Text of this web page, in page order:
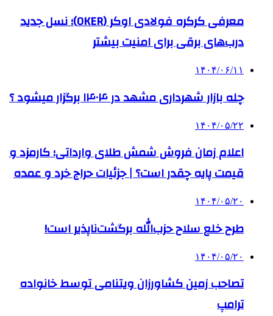
معرفی کرکره فولادی اوکر (OKER)؛ نسل جدید
درب‌های برقی برای امنیت بیشتر
۱۴۰۴/۰۶/۱۱
چله بازار شهرداری مشهد در ۱۴۰۴ برگزار میشود ؟
۱۴۰۴/۰۵/۲۲
اعلام زمان فروش شمش طلای وارداتی؛ کارمزد و
قیمت پایه چقدر است؟ | جزئیات حراج خرد و عمده
۱۴۰۴/۰۵/۲۰
طرح خلع سلاح حزب‌الله برگشت‌ناپذیر است!
۱۴۰۴/۰۵/۲۰
تصاحب زمین کشاورزان ویتنامی توسط خانواده
ترامپ